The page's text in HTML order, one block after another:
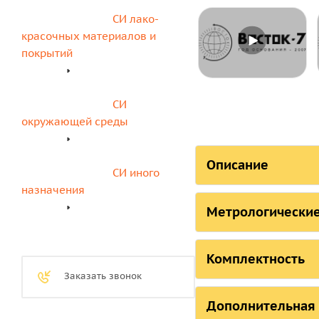
Описание
Страна,
Российская
Республика
ТЕХНИЧЕСКИЕ
Резак, модель
Комплектность
СИ лако-
красочных материалов и
покрытий
СИ
окружающей среды
СИ иного
назначения
Заказать звонок